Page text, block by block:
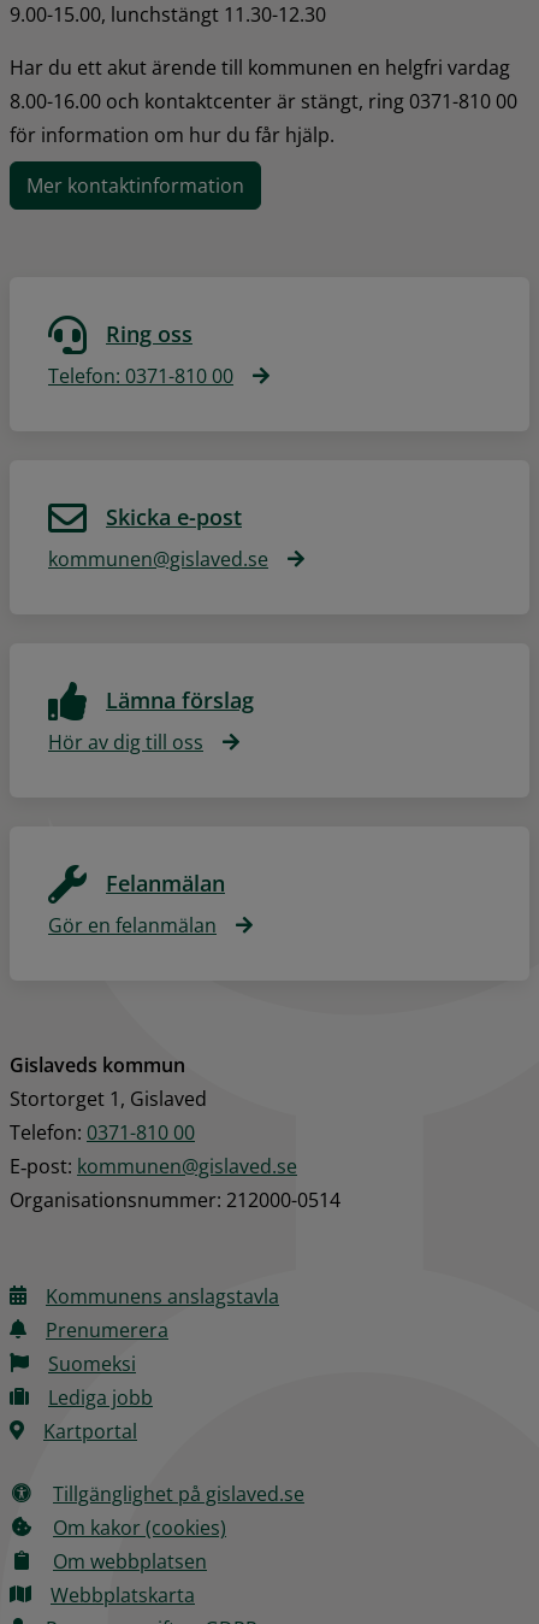
9.00-15.00, lunchstängt 11.30-12.30
Har du ett akut ärende till kommunen en helgfri vardag
8.00-16.00 och kontaktcenter är stängt, ring 0371-810 00
för information om hur du får hjälp.
Mer kontaktinformation
Ring oss
Telefon: 0371-810 00
Skicka e-post
kommunen@gislaved.se
Lämna förslag
Hör av dig till oss
Felanmälan
Gör en felanmälan
Gislaveds kommun
Stortorget 1, Gislaved
Telefon: 0371-810 00
E‑post: kommunen@gislaved.se
Organisationsnummer: 212000-0514
Kommunens anslagstavla
Prenumerera
Suomeksi
Lediga jobb
Kartportal
Tillgänglighet på gislaved.se
Om kakor (cookies)
Om webbplatsen
Webbplatskarta